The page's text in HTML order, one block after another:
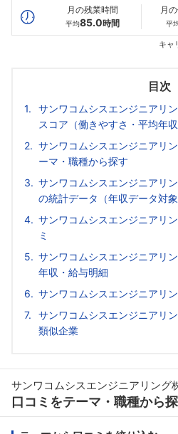
月の残業時間
平均85.0時間
月
平
キャ
目次
サンワコムシスエンジニアリ
スコア（働きやすさ・平均年収
サンワコムシスエンジニアリ
ーマ・職種から探す
サンワコムシスエンジニアリ
の統計データ（年収データ対象
サンワコムシスエンジニアリ
ミ
サンワコムシスエンジニアリ
年収・給与明細
サンワコムシスエンジニアリ
サンワコムシスエンジニアリ
類似企業
サンワコムシスエンジニアリング
口コミをテーマ・職種から